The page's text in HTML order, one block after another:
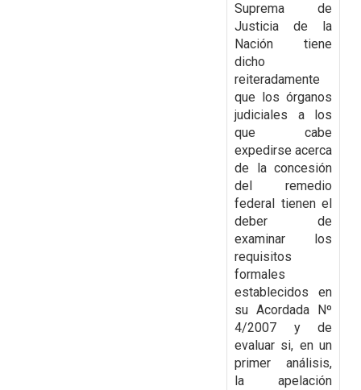
Suprema de
Justicia de la
Nación tiene
dicho
reiteradamente
que los órganos
judiciales a los
que cabe
expedirse acerca
de la concesión
del remedio
federal tienen el
deber de
examinar los
requisitos
formales
establecidos en
su Acordada Nº
4/2007 y de
evaluar si, en un
primer análisis,
la apelación